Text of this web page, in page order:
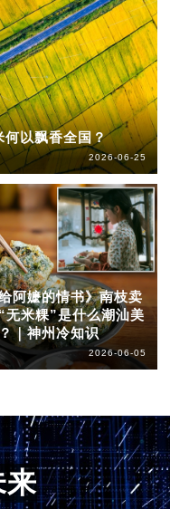
何以飘香全国？
2026-06-25
阿嬷的情书》南枝卖
无米粿”是什么潮汕美
｜神州冷知识
2026-06-05
来